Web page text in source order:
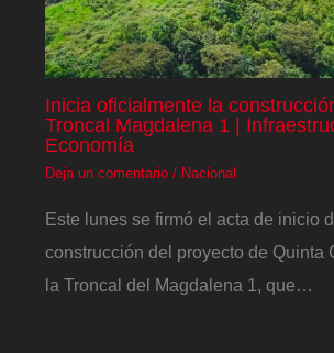
Inicia oficialmente la
Troncal Magdalena 1 |
Economía
Deja un comentario / Nacional
Este lunes se firmó el acta de inicio
construcción del proyecto de Quinta
la Troncal del Magdalena 1, que…